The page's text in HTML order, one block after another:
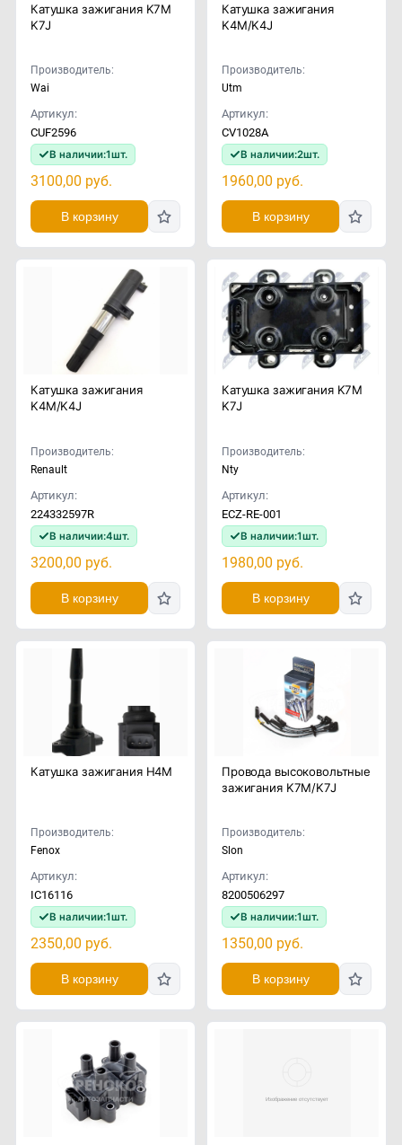
Катушка зажигания K7M
K7J
Производитель:
Wai
Артикул:
СUF2596
В наличии:1шт.
3100,00 руб.
В корзину
Катушка зажигания
K4M/K4J
Производитель:
Utm
Артикул:
CV1028A
В наличии:2шт.
1960,00 руб.
В корзину
Катушка зажигания
K4M/K4J
Производитель:
Renault
Артикул:
224332597R
В наличии:4шт.
3200,00 руб.
В корзину
Катушка зажигания K7M
K7J
Производитель:
Nty
Артикул:
ECZ-RE-001
В наличии:1шт.
1980,00 руб.
В корзину
Катушка зажигания H4M
Производитель:
Fenox
Артикул:
IC16116
В наличии:1шт.
2350,00 руб.
В корзину
Провода высоковольтные
зажигания K7M/K7J
Производитель:
Slon
Артикул:
8200506297
В наличии:1шт.
1350,00 руб.
В корзину